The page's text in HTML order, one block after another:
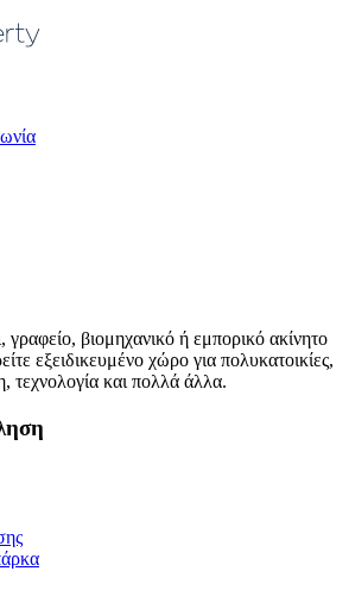
γραφείο, βιομηχανικό ή εμπορικό ακίνητο
εξειδικευμένο χώρο για πολυκατοικίες,
τεχνολογία και πολλά άλλα.